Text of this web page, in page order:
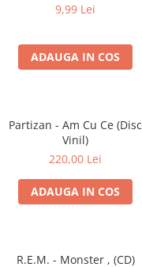
9,99 Lei
ADAUGA IN COS
Partizan - Am Cu Ce (Disc
Vinil)
220,00 Lei
ADAUGA IN COS
R.E.M. - Monster , (CD)